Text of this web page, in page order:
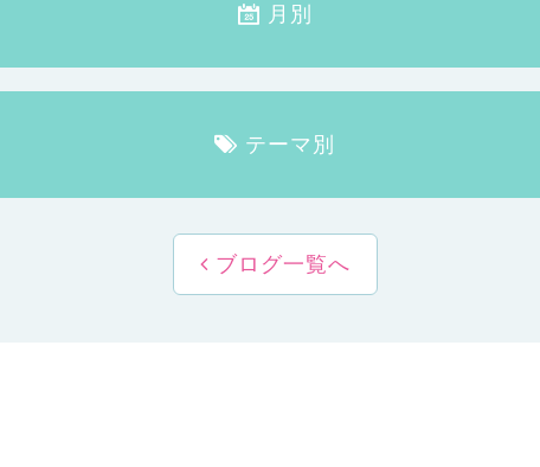
月別
テーマ別
ブログ一覧へ